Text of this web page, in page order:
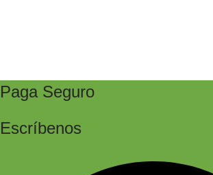
Paga Seguro
Escríbenos